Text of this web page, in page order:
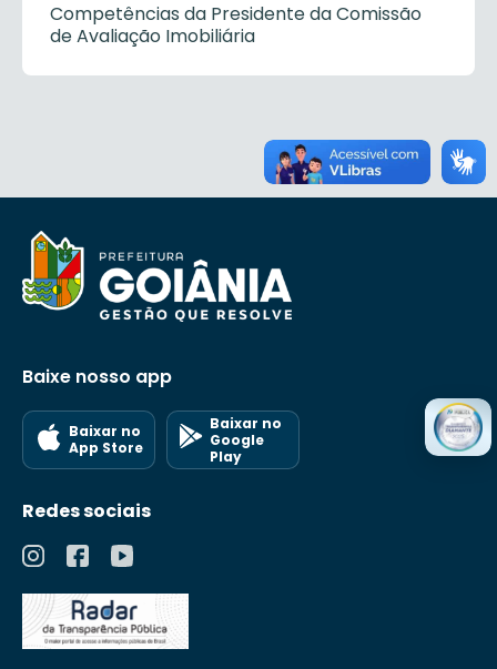
Competências da Presidente da Comissão
de Avaliação Imobiliária
Baixe nosso app
Baixar no
App Store
Baixar no
Google
Play
Redes sociais